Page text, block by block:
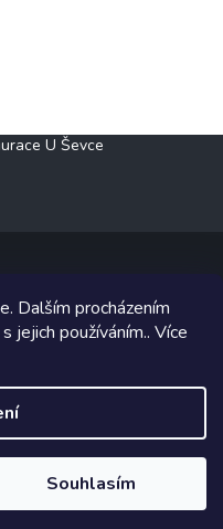
Dalším procházením
jejich používáním.. Více
Souhlasím
U Ševce
. Všechna práva vyhrazena.
.